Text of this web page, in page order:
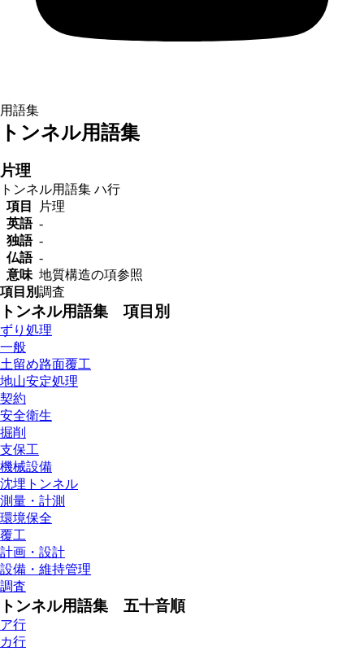
用語集
トンネル用語集
片理
トンネル用語集 ハ行
項目
片理
英語 -
独語 -
仏語 -
意味 地質構造の項参照
項目別調査
トンネル用語集 項目別
ずり処理
一般
土留め路面覆工
地山安定処理
契約
安全衛生
掘削
支保工
機械設備
沈埋トンネル
測量・計測
環境保全
覆工
計画・設計
設備・維持管理
調査
トンネル用語集 五十音順
ア行
カ行